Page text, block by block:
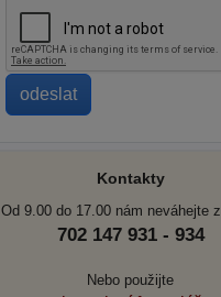
Kontakty
Od 9.00 do 17.00 nám neváhejte
702 147 931 - 934
Nebo použijte